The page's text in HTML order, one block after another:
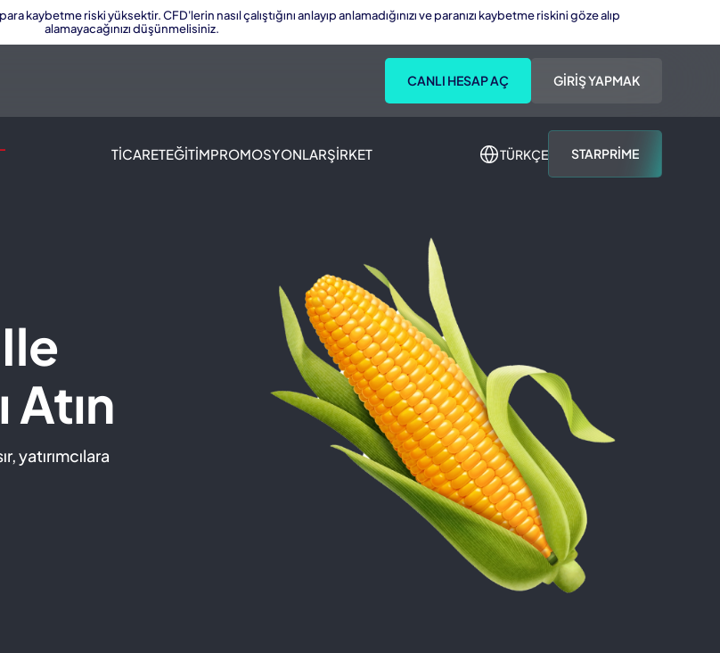
kaybetme riski yüksektir. CFD'lerin nasıl çalıştığını anlayıp anlamadığınızı ve paranızı kaybetme riskini göze alıp
alamayacağınızı düşünmelisiniz.
CANLI HESAP AÇ GIRIŞ YAPMAK
TICARETEĞITIMPROMOSYONLARŞIRKET TÜRKÇE STARPRIME
Atın
yatırımcılara